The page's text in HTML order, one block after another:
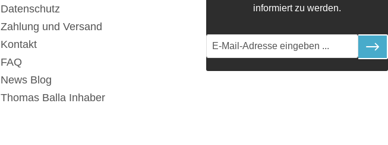
Datenschutz
Zahlung und Versand
Kontakt
FAQ
News Blog
Thomas Balla Inhaber
informiert zu werden.